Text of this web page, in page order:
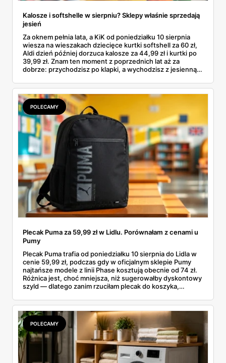
Kalosze i softshelle w sierpniu? Sklepy właśnie sprzedają
jesień
Za oknem pełnia lata, a KiK od poniedziałku 10 sierpnia
wiesza na wieszakach dziecięce kurtki softshell za 60 zł,
Aldi dzień później dorzuca kalosze za 44,99 zł i kurtki po
39,99 zł. Znam ten moment z poprzednich lat aż za
dobrze: przychodzisz po klapki, a wychodzisz z jesienną
pojawi się w gazetkach w przyszłym tygodniu i czy jest
sens kupować jesień, zanim skończą się wakacje.
POLECAMY
Plecak Puma za 59,99 zł w Lidlu. Porównałam z cenami u
Pumy
Plecak Puma trafia od poniedziałku 10 sierpnia do Lidla w
cenie 59,99 zł, podczas gdy w oficjalnym sklepie Pumy
najtańsze modele z linii Phase kosztują obecnie od 74 zł.
Różnica jest, choć mniejsza, niż sugerowałby dyskontowy
szyld — dlatego zanim rzuciłam plecak do koszyka,
rozpiska: co dokładnie sprzedaje Lidl, ile kosztują
odpowiedniki u producenta i komu ten zakup naprawdę
się opłaci.
POLECAMY